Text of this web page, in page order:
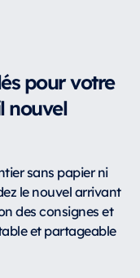
pour votre
nouvel
sans papier ni
le nouvel arrivant
des consignes et
et partageable